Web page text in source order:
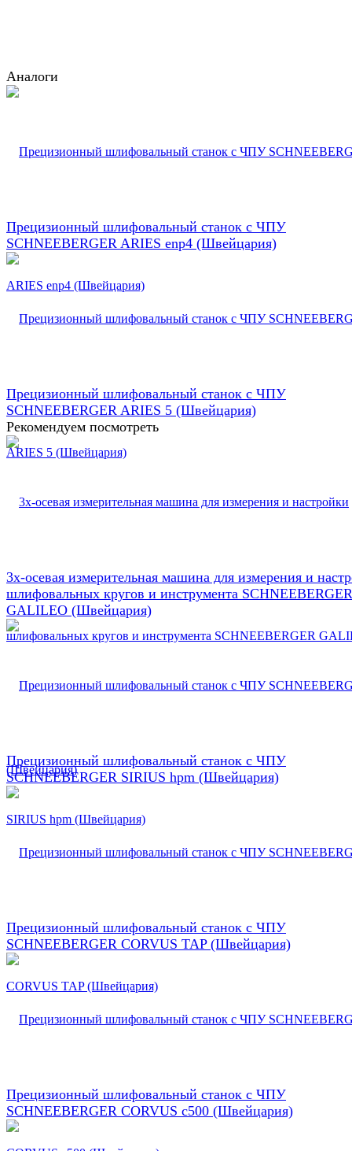
Аналоги
Прецизионный шлифовальный станок с ЧПУ
SCHNEEBERGER ARIES enp4 (Швейцария)
Прецизионный шлифовальный станок с ЧПУ
SCHNEEBERGER ARIES 5 (Швейцария)
Рекомендуем посмотреть
3х-осевая измерительная машина для измерения и
шлифовальных кругов и инструмента SCHNEEBERGER
GALILEO (Швейцария)
Прецизионный шлифовальный станок с ЧПУ
SCHNEEBERGER SIRIUS hpm (Швейцария)
Прецизионный шлифовальный станок с ЧПУ
SCHNEEBERGER CORVUS TAP (Швейцария)
Прецизионный шлифовальный станок с ЧПУ
SCHNEEBERGER CORVUS c500 (Швейцария)